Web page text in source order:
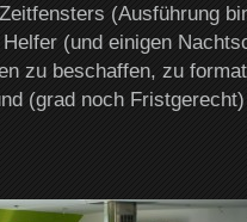
(Ausführung
(und einigen
zu beschaffen, zu
(grad noch